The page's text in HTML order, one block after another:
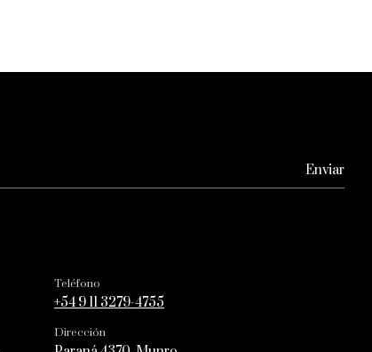
Teléfono
+54 9 11 3279-4755
Dirección